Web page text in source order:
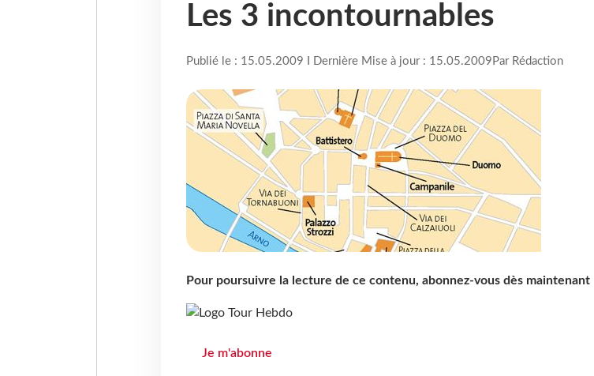
Les 3 incontournables
Publié le : 15.05.2009 I Dernière Mise à jour : 15.05.2009 Par Rédaction
Pour poursuivre la lecture de ce contenu, abonnez-vous dès maintenant
Je m'abonne